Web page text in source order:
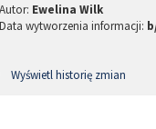
Autor: Ewelina Wilk
Data wytworzenia informacji:
Wyświetl historię zmian